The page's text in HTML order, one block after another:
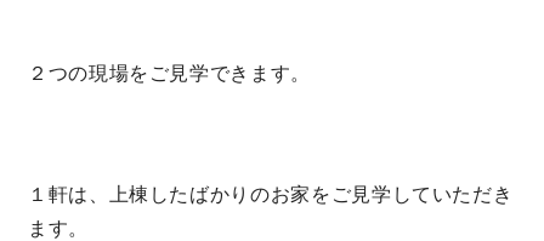
２つの現場をご見学できます。
１軒は、上棟したばかりのお家をご見学していただき
ます。